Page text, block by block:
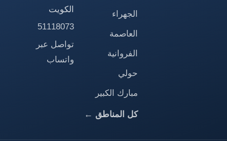
الجهراء
العاصمة
الفروانية
حولي
مبارك الكبير
كل المناطق ←
الكويت
51118073
تواصل عبر
واتساب